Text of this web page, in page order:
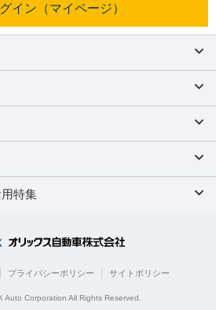
イン（マイページ）
特集
プライバシーポリシー サイトポリシー
Auto Corporation All Rights Reserved.